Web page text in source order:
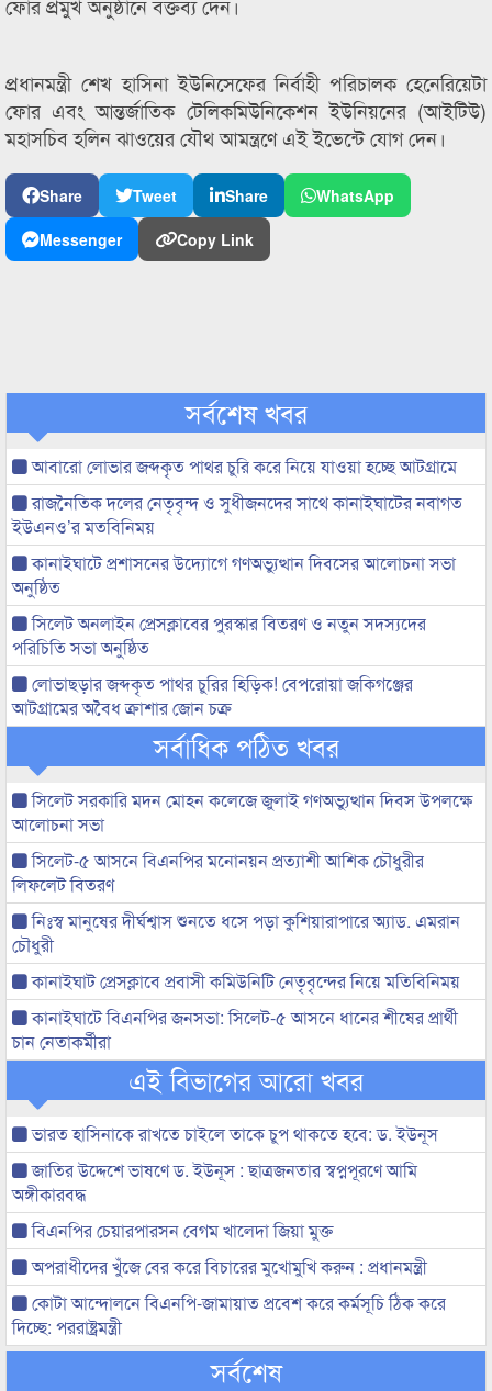
প্রধানমন্ত্রী শেখ হাসিনা ইউনিসেফের নির্বাহী পরিচালক হেনেরিয়েটা
ফোর এবং আন্তর্জাতিক টেলিকমিউনিকেশন ইউনিয়নের (আইটিউ)
মহাসচিব হলিন ঝাওয়ের যৌথ আমন্ত্রণে এই ইভেন্টে যোগ দেন।
Share Tweet Share
WhatsApp
Messenger
Copy Link
সর্বশেষ খবর
আবারো লোভার জব্দকৃত পাথর চুরি করে নিয়ে যাওয়া হচ্ছে আটগ্রামে
রাজনৈতিক দলের নেতৃবৃন্দ ও সুধীজনদের সাথে কানাইঘাটের নবাগত
ইউএনও’র মতবিনিময়
কানাইঘাটে প্রশাসনের উদ্যোগে গণঅভ্যুত্থান দিবসের আলোচনা সভা
অনুষ্ঠিত
সিলেট অনলাইন প্রেসক্লাবের পুরস্কার বিতরণ ও নতুন সদস্যদের
পরিচিতি সভা অনুষ্ঠিত
লোভাছড়ার জব্দকৃত পাথর চুরির হিড়িক! বেপরোয়া জকিগঞ্জের
আটগ্রামের অবৈধ ক্রাশার জোন চক্র
সর্বাধিক পঠিত খবর
সিলেট সরকারি মদন মোহন কলেজে জুলাই গণঅভ্যুত্থান দিবস উপলক্ষে
আলোচনা সভা
সিলেট-৫ আসনে বিএনপির মনোনয়ন প্রত্যাশী আশিক চৌধুরীর
লিফলেট বিতরণ
নিঃস্ব মানুষের দীর্ঘশ্বাস শুনতে ধসে পড়া কুশিয়ারাপারে অ্যাড. এমরান
চৌধুরী
কানাইঘাট প্রেসক্লাবে প্রবাসী কমিউনিটি নেতৃবৃন্দের নিয়ে মতিবিনিময়
কানাইঘাটে বিএনপির জনসভা: সিলেট-৫ আসনে ধানের শীষের প্রার্থী
চান নেতাকর্মীরা
এই বিভাগের আরো খবর
ভারত হাসিনাকে রাখতে চাইলে তাকে চুপ থাকতে হবে: ড. ইউনূস
জাতির উদ্দেশে ভাষণে ড. ইউনূস : ছাত্রজনতার স্বপ্নপূরণে আমি
অঙ্গীকারবদ্ধ
বিএনপির চেয়ারপারসন বেগম খালেদা জিয়া মুক্ত
অপরাধীদের খুঁজে বের করে বিচারের মুখোমুখি করুন : প্রধানমন্ত্রী
কোটা আন্দোলনে বিএনপি-জামায়াত প্রবেশ করে কর্মসূচি ঠিক করে
দিচ্ছে: পররাষ্ট্রমন্ত্রী
সর্বশেষ